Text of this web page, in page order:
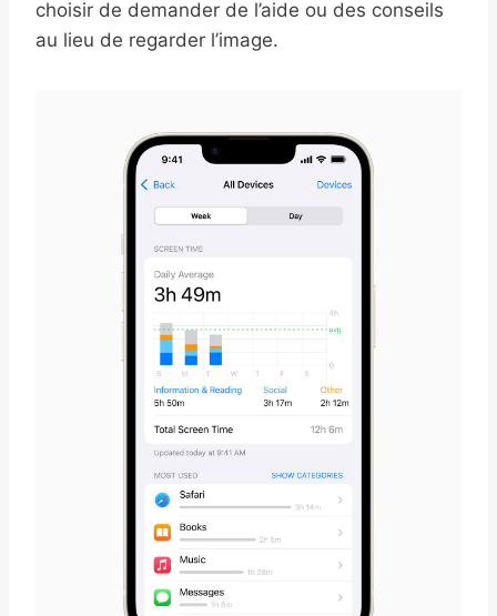
choisir de demander de l’aide ou des conseils
au lieu de regarder l’image.